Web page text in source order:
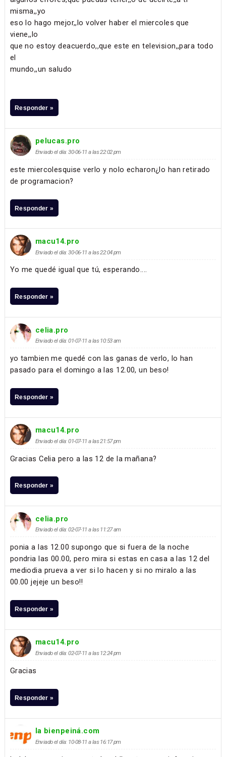
misma,,yo
eso lo hago mejor,,lo volver haber el miercoles que
viene,,lo
que no estoy deacuerdo,,que este en television,,para todo
el
mundo,,un saludo
Responder »
pelucas.pro
Enviado el día: 30-06-11 a las 22:02 pm
este miercolesquise verlo y nolo echaron¿lo han retirado
de programacion?
Responder »
macu14.pro
Enviado el día: 30-06-11 a las 22:04 pm
Yo me quedé igual que tú, esperando....
Responder »
celia.pro
Enviado el día: 01-07-11 a las 10:53 am
yo tambien me quedé con las ganas de verlo, lo han
pasado para el domingo a las 12.00, un beso!
Responder »
macu14.pro
Enviado el día: 01-07-11 a las 21:57 pm
Gracias Celia pero a las 12 de la mañana?
Responder »
celia.pro
Enviado el día: 02-07-11 a las 11:27 am
ponia a las 12.00 supongo que si fuera de la noche
pondria las 00.00, pero mira si estas en casa a las 12 del
mediodia prueva a ver si lo hacen y si no miralo a las
00.00 jejeje un beso!!
Responder »
macu14.pro
Enviado el día: 02-07-11 a las 12:24 pm
Gracias
Responder »
la bienpeiná.com
Enviado el día: 10-08-11 a las 16:17 pm